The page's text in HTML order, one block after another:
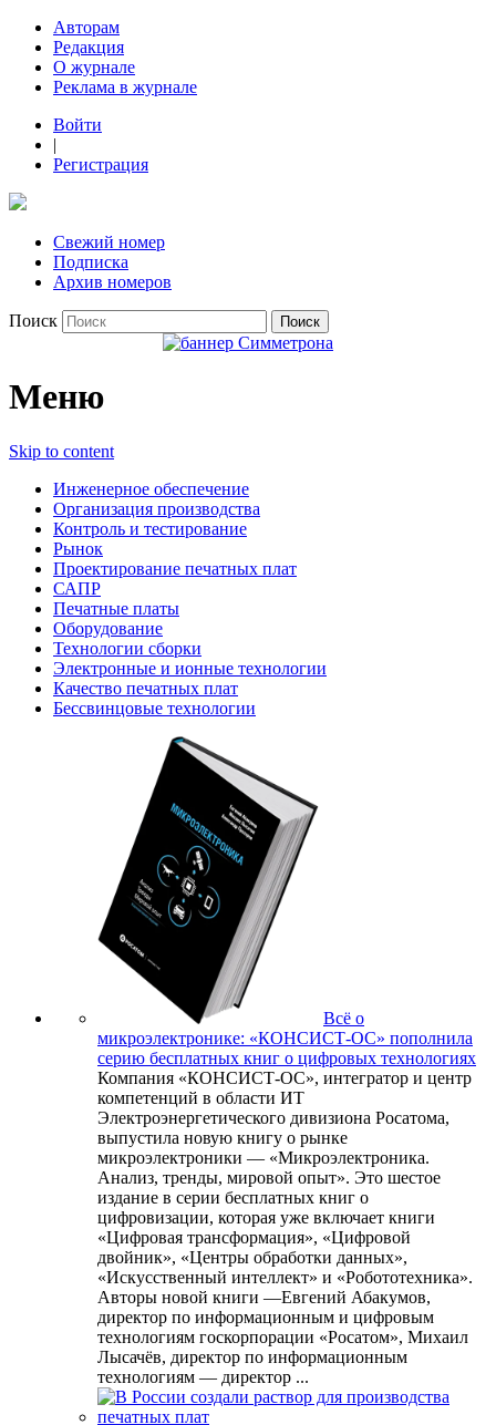
Авторам
Редакция
О журнале
Реклама в журнале
Войти
|
Регистрация
Свежий номер
Подписка
Архив номеров
Поиск
Меню
Skip to content
Инженерное обеспечение
Организация производства
Контроль и тестирование
Рынок
Проектирование печатных плат
САПР
Печатные платы
Оборудование
Технологии сборки
Электронные и ионные технологии
Качество печатных плат
Бессвинцовые технологии
Всё о
микроэлектронике: «КОНСИСТ-ОС» пополнила
серию бесплатных книг о цифровых технологиях
Компания «КОНСИСТ-ОС», интегратор и центр
компетенций в области ИТ
Электроэнергетического дивизиона Росатома,
выпустила новую книгу о рынке
микроэлектроники — «Микроэлектроника.
Анализ, тренды, мировой опыт». Это шестое
издание в серии бесплатных книг о
цифровизации, которая уже включает книги
«Цифровая трансформация», «Цифровой
двойник», «Центры обработки данных»,
«Искусственный интеллект» и «Робототехника».
Авторы новой книги —Евгений Абакумов,
директор по информационным и цифровым
технологиям госкорпорации «Росатом», Михаил
Лысачёв, директор по информационным
технологиям — директор ...